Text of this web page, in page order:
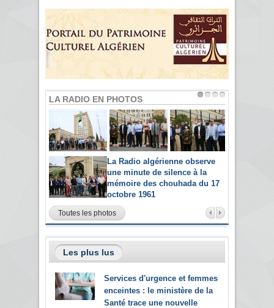
LA RADIO EN PHOTOS
La Radio algérienne observe
une minute de silence à la
mémoire des chouhada du 17
octobre 1961
Toutes les photos
Les plus lus
Services d'urgence et femmes
enceintes : le ministère de la
Santé trace une nouvelle